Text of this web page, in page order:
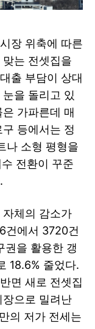
장 위축에 따른
는 전셋집을
출 부담이 상대
을 돌리고 있
가파른데 매
등에서는 정
나 소형 평형을
전환이 꾸준
체의 감소가
건에서 3720건
권을 활용한 갱
18.6% 줄었다.
면 새로 전셋집
으로 밀려난
의 저가 전세는